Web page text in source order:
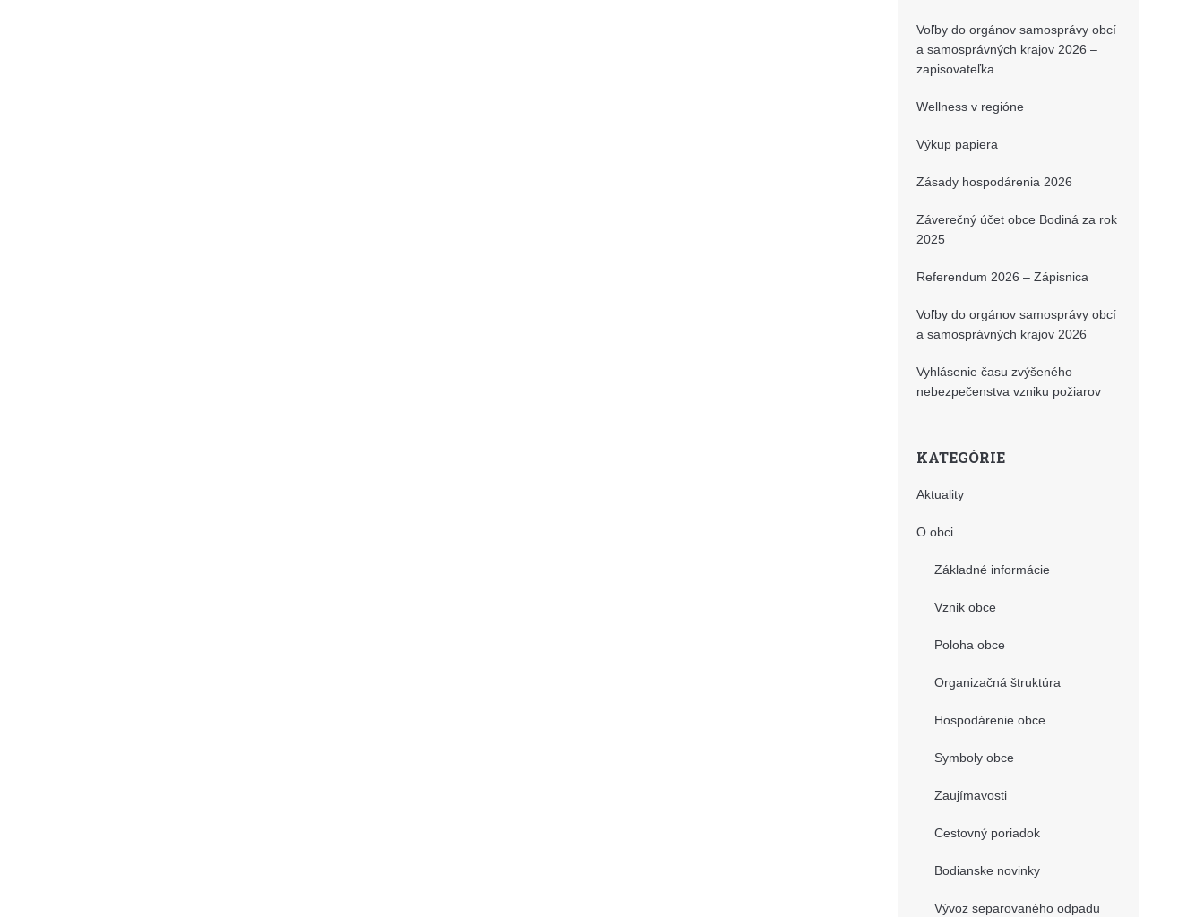
Voľby do orgánov samosprávy obcí
a samosprávných krajov 2026 –
zapisovateľka
Wellness v regióne
Výkup papiera
Zásady hospodárenia 2026
Záverečný účet obce Bodiná za rok
2025
Referendum 2026 – Zápisnica
Voľby do orgánov samosprávy obcí
a samosprávných krajov 2026
Vyhlásenie času zvýšeného
nebezpečenstva vzniku požiarov
KATEGÓRIE
Aktuality
O obci
Základné informácie
Vznik obce
Poloha obce
Organizačná štruktúra
Hospodárenie obce
Symboly obce
Zaujímavosti
Cestovný poriadok
Bodianske novinky
Vývoz separovaného odpadu